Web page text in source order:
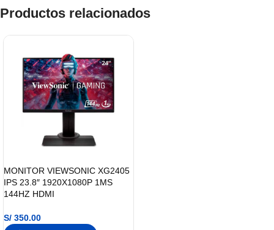
Productos relacionados
MONITOR VIEWSONIC XG2405
IPS 23.8″ 1920X1080P 1MS
144HZ HDMI
S/ 350.00